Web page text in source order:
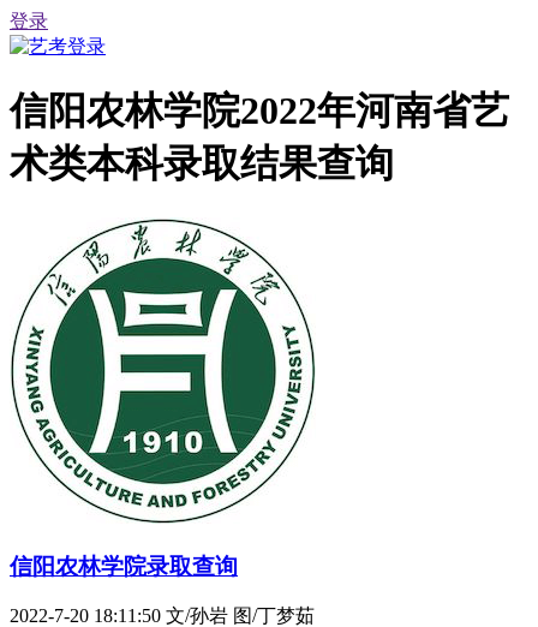
登录
信阳农林学院2022年河南省艺
术类本科录取结果查询
信阳农林学院录取查询
2022-7-20 18:11:50 文/孙岩 图/丁梦茹